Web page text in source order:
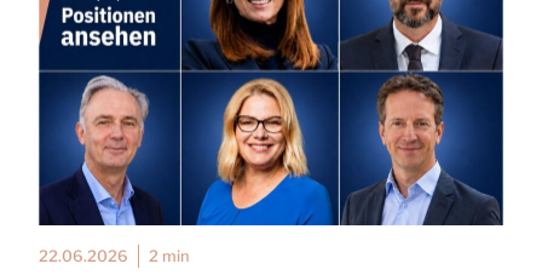
22.06.2026 2 min